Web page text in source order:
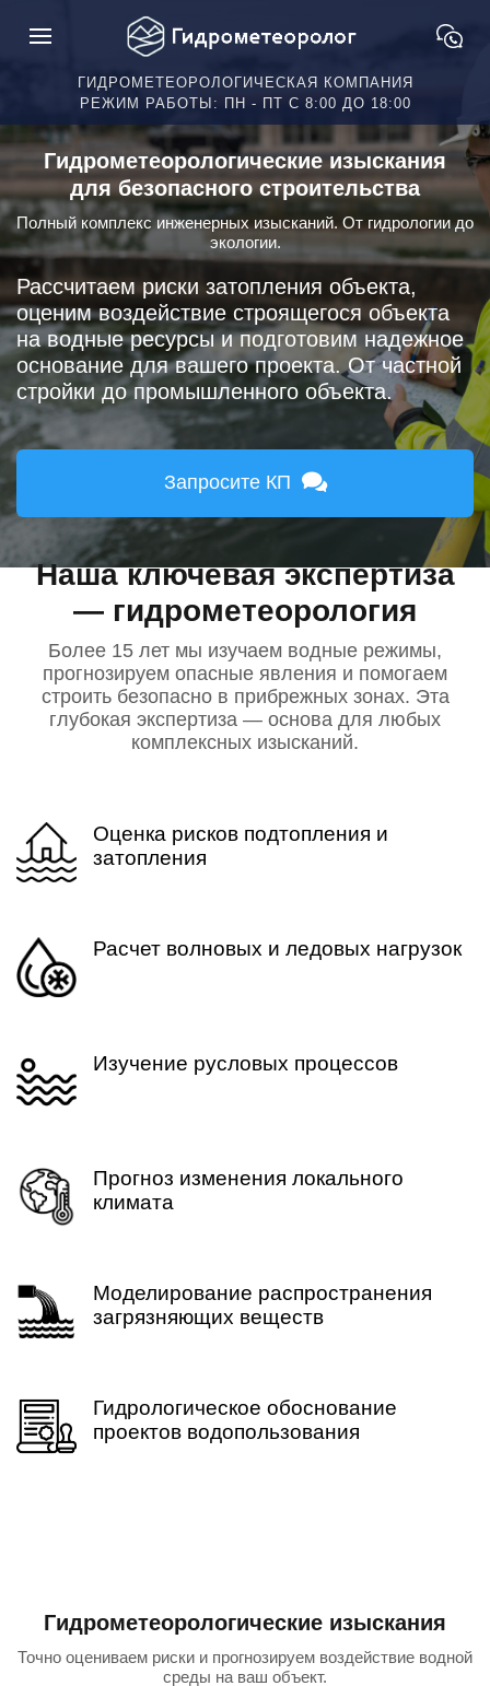
ГИДРОМЕТЕОРОЛОГИЧЕСКАЯ КОМПАНИЯ
РЕЖИМ РАБОТЫ: ПН - ПТ С 8:00 ДО 18:00
Гидрометеорологические изыскания
для безопасного строительства
Полный комплекс инженерных изысканий. От гидрологии до
экологии.
Рассчитаем риски затопления объекта,
оценим воздействие строящегося объекта
на водные ресурсы и подготовим надежное
основание для вашего проекта. От частной
стройки до промышленного объекта.
Запросите КП
Наша ключевая экспертиза
— гидрометеорология
Более 15 лет мы изучаем водные режимы,
прогнозируем опасные явления и помогаем
строить безопасно в прибрежных зонах. Эта
глубокая экспертиза — основа для любых
комплексных изысканий.
Оценка рисков подтопления и
затопления
Расчет волновых и ледовых нагрузок
Изучение русловых процессов
Прогноз изменения локального
климата
Моделирование распространения
загрязняющих веществ
Гидрологическое обоснование
проектов водопользования
Гидрометеорологические изыскания
Точно оцениваем риски и прогнозируем воздействие водной
среды на ваш объект.